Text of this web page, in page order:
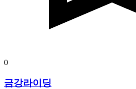
0
금강라이딩